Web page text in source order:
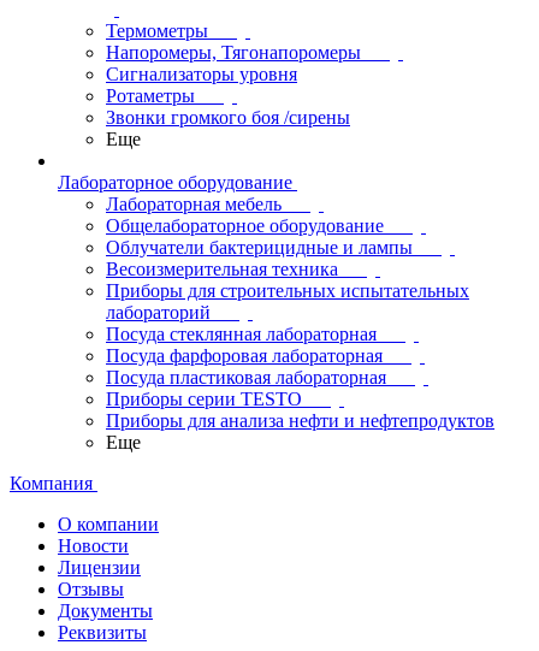
Термометры
Напоромеры, Тягонапоромеры
Сигнализаторы уровня
Ротаметры
Звонки громкого боя /сирены
Еще
Лабораторное оборудование
Лабораторная мебель
Общелабораторное оборудование
Облучатели бактерицидные и лампы
Весоизмерительная техника
Приборы для строительных испытательных
лабораторий
Посуда стеклянная лабораторная
Посуда фарфоровая лабораторная
Посуда пластиковая лабораторная
Приборы серии TESTO
Приборы для анализа нефти и нефтепродуктов
Еще
Компания
О компании
Новости
Лицензии
Отзывы
Документы
Реквизиты